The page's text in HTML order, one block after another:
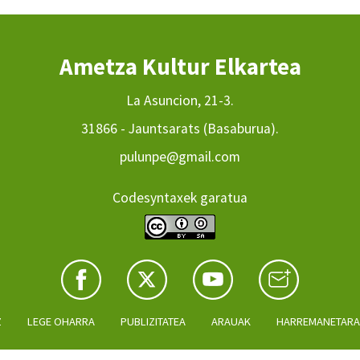
Ametza Kultur Elkartea
La Asuncion, 21-3.
31866 - Jauntsarats (Basaburua).
pulunpe@gmail.com
Codesyntaxek garatua
LEGE OHARRA PUBLIZITATEA ARAUAK